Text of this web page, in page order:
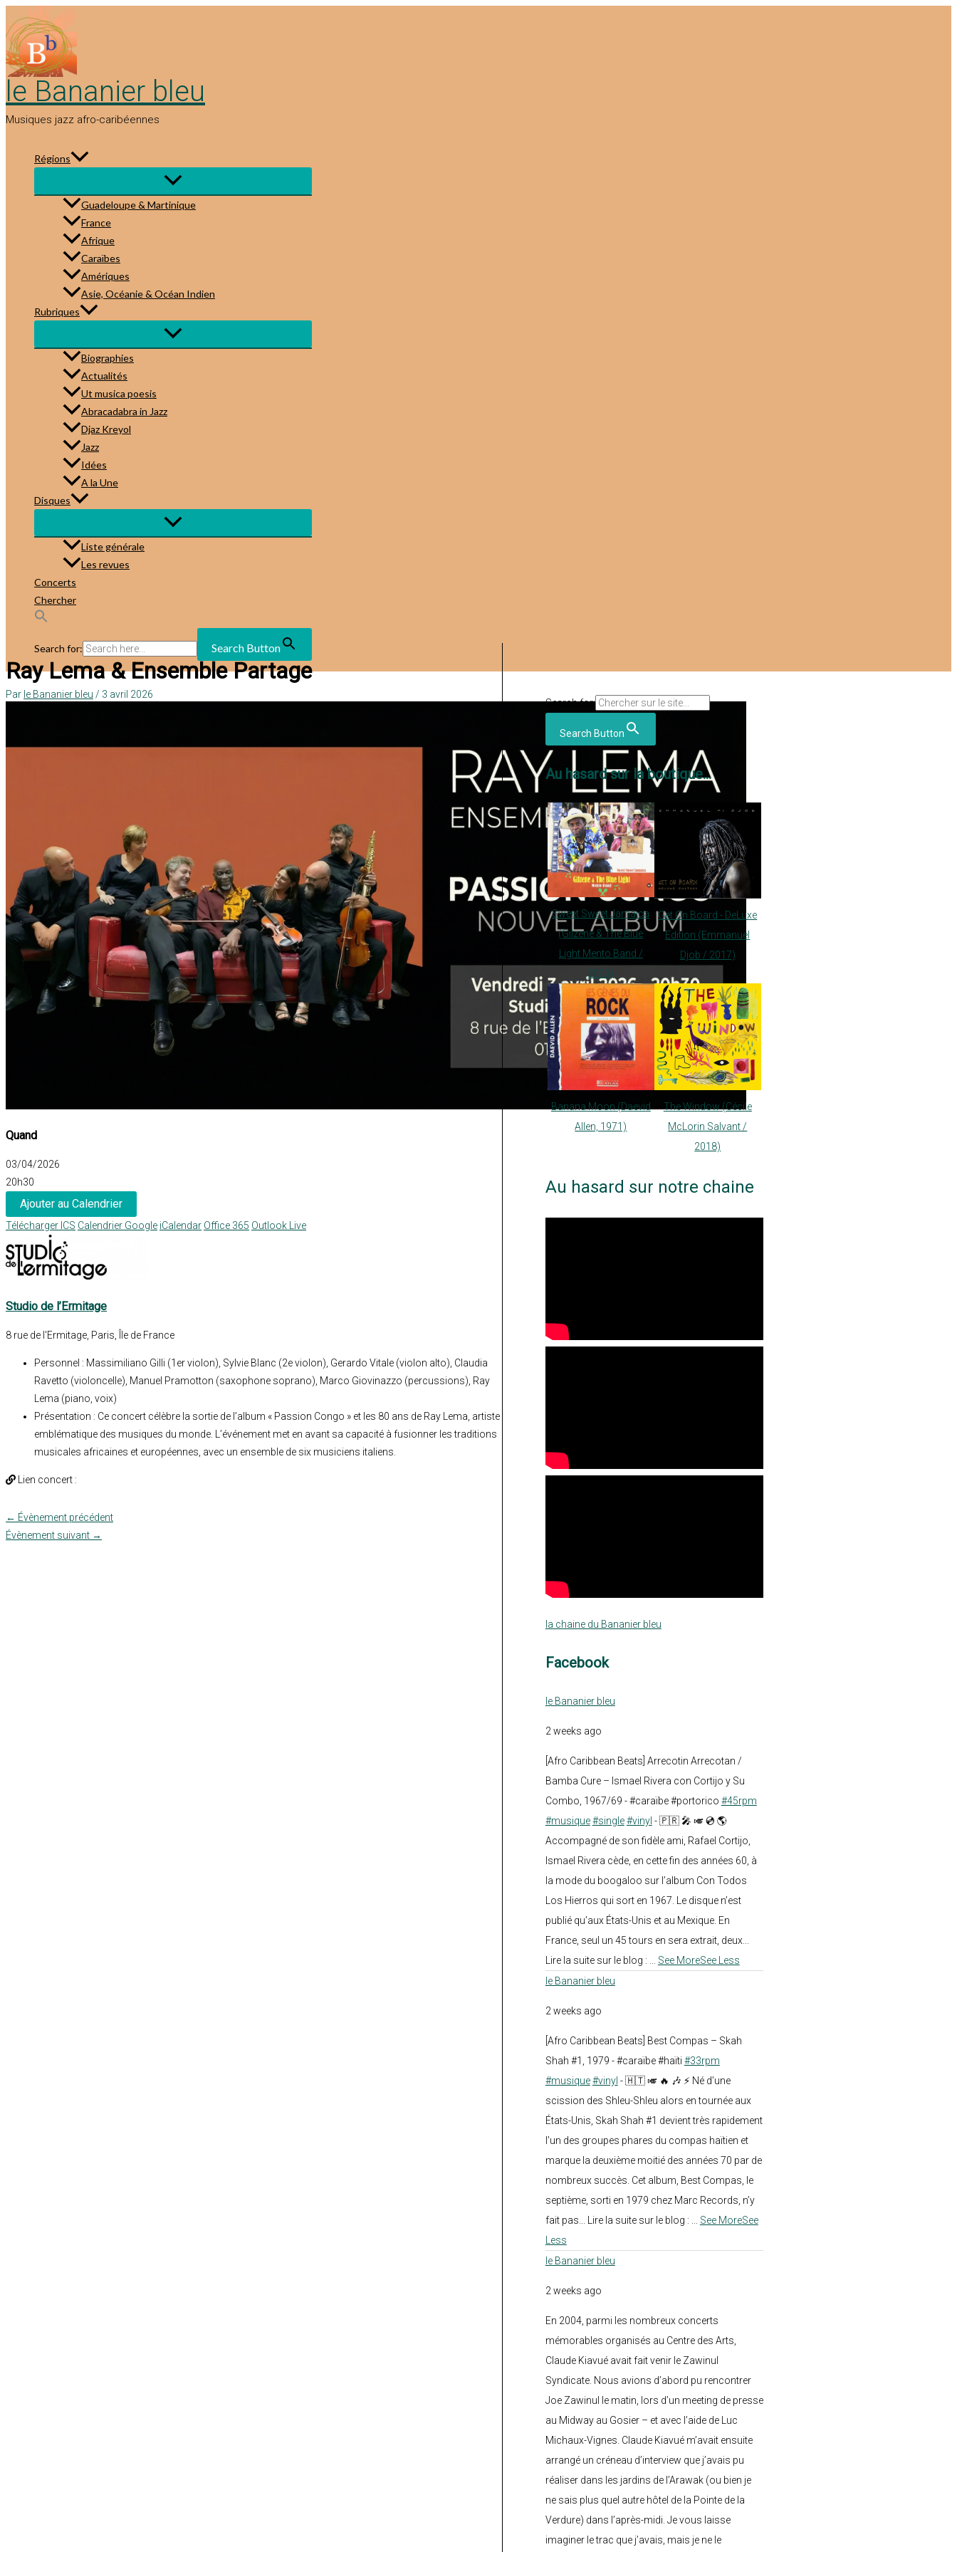
au
contenu
le Bananier bleu
Musiques jazz afro-caribéennes
Régions
Guadeloupe & Martinique
France
Afrique
Caraïbes
Amériques
Asie, Océanie & Océan Indien
Rubriques
Biographies
Actualités
Ut musica poesis
Abracadabra in Jazz
Djaz Kreyol
Jazz
Idées
A la Une
Disques
Liste générale
Les revues
Concerts
Chercher
Search for: Search Button
Ray Lema & Ensemble Partage
Par le Bananier bleu / 3 avril 2026
Quand
03/04/2026
20h30
Ajouter au Calendrier
Télécharger ICS Calendrier Google iCalendar Office 365 Outlook Live
Studio de l’Ermitage
8 rue de l'Ermitage, Paris, Île de France
Personnel : Massimiliano Gilli (1er violon), Sylvie Blanc (2e violon), Gerardo Vitale (violon alto), Claudia
Ravetto (violoncelle), Manuel Pramotton (saxophone soprano), Marco Giovinazzo (percussions), Ray
Lema (piano, voix)
Présentation : Ce concert célèbre la sortie de l’album « Passion Congo » et les 80 ans de Ray Lema, artiste
emblématique des musiques du monde. L’événement met en avant sa capacité à fusionner les traditions
musicales africaines et européennes, avec un ensemble de six musiciens italiens.
Lien concert :
← Évènement précédent
Évènement suivant →
Search for:
Search Button
Au hasard sur la boutique...
Sweet Sweet Jamaica
(Gilzene & The Blue
Light Mento Band /
2009)
Get On Board - DeLuxe
Edition (Emmanuel
Djob / 2017)
Banana Moon (Daevid
Allen, 1971)
The Window (Cécile
McLorin Salvant /
2018)
Au hasard sur notre chaine
la chaine du Bananier bleu
Facebook
le Bananier bleu
2 weeks ago
[Afro Caribbean Beats] Arrecotin Arrecotan /
Bamba Cure – Ismael Rivera con Cortijo y Su
Combo, 1967/69 - #caraïbe #portorico #45rpm
#musique #single #vinyl - 🇵🇷 🎤 🎺 💿 🌎
Accompagné de son fidèle ami, Rafael Cortijo,
Ismael Rivera cède, en cette fin des années 60, à
la mode du boogaloo sur l’album Con Todos
Los Hierros qui sort en 1967. Le disque n’est
publié qu’aux États-Unis et au Mexique. En
France, seul un 45 tours en sera extrait, deux...
Lire la suite sur le blog : ... See MoreSee Less
le Bananier bleu
2 weeks ago
[Afro Caribbean Beats] Best Compas – Skah
Shah #1, 1979 - #caraïbe #haïti #33rpm
#musique #vinyl - 🇭🇹 🎺 🔥 🎶 ⚡ Né d’une
scission des Shleu-Shleu alors en tournée aux
États-Unis, Skah Shah #1 devient très rapidement
l’un des groupes phares du compas haïtien et
marque la deuxième moitié des années 70 par de
nombreux succès. Cet album, Best Compas, le
septième, sorti en 1979 chez Marc Records, n’y
fait pas... Lire la suite sur le blog : ... See MoreSee
Less
le Bananier bleu
2 weeks ago
En 2004, parmi les nombreux concerts
mémorables organisés au Centre des Arts,
Claude Kiavué avait fait venir le Zawinul
Syndicate. Nous avions d’abord pu rencontrer
Joe Zawinul le matin, lors d’un meeting de presse
au Midway au Gosier – et avec l’aide de Luc
Michaux-Vignes. Claude Kiavué m’avait ensuite
arrangé un créneau d’interview que j’avais pu
réaliser dans les jardins de l’Arawak (ou bien je
ne sais plus quel autre hôtel de la Pointe de la
Verdure) dans l’après-midi. Je vous laisse
imaginer le trac que j’avais, mais je ne le